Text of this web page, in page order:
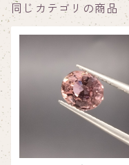
同じカテゴリの商品